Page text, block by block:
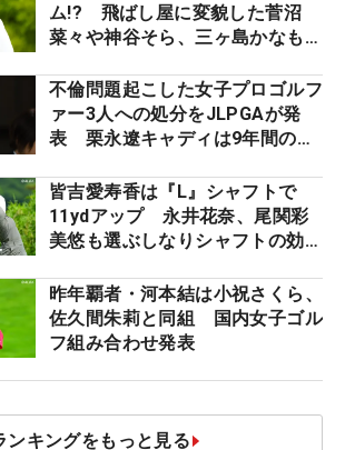
ム!? 飛ばし屋に変貌した菅沼
菜々や神谷そら、三ヶ島かなも使
ロたちの“飛ばしギア”】
不倫問題起こした女子プロゴルフ
ァー3人への処分をJLPGAが発
表 栗永遼キャディは9年間の立
皆吉愛寿香は『L』シャフトで
11ydアップ 永井花奈、尾関彩
美悠も選ぶしなりシャフトの効果
ア”】
昨年覇者・河本結は小祝さくら、
佐久間朱莉と同組 国内女子ゴル
フ組み合わせ発表
ンキングをもっと見る